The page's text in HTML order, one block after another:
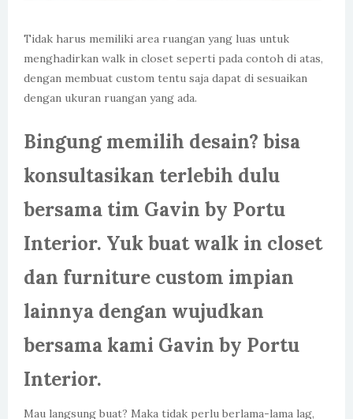
Tidak harus memiliki area ruangan yang luas untuk
menghadirkan walk in closet seperti pada contoh di atas,
dengan membuat custom tentu saja dapat di sesuaikan
dengan ukuran ruangan yang ada.
Bingung memilih desain? bisa
konsultasikan terlebih dulu
bersama tim Gavin by Portu
Interior. Yuk buat walk in closet
dan furniture custom impian
lainnya dengan wujudkan
bersama kami Gavin by Portu
Interior.
Mau langsung buat? Maka tidak perlu berlama-lama lag,